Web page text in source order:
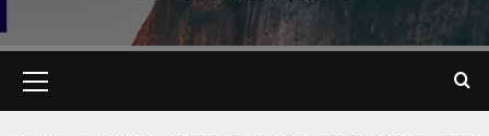
Menu